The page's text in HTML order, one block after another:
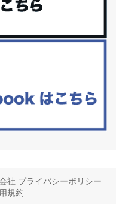
気づけばアラフィフ、これ
のは海藻！
社 プライバシーポリシー
規約